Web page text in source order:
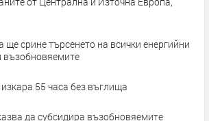
срине търсенето на всички енергийни
възобновяемите
55 часа без въглища
да субсидира възобновяемите